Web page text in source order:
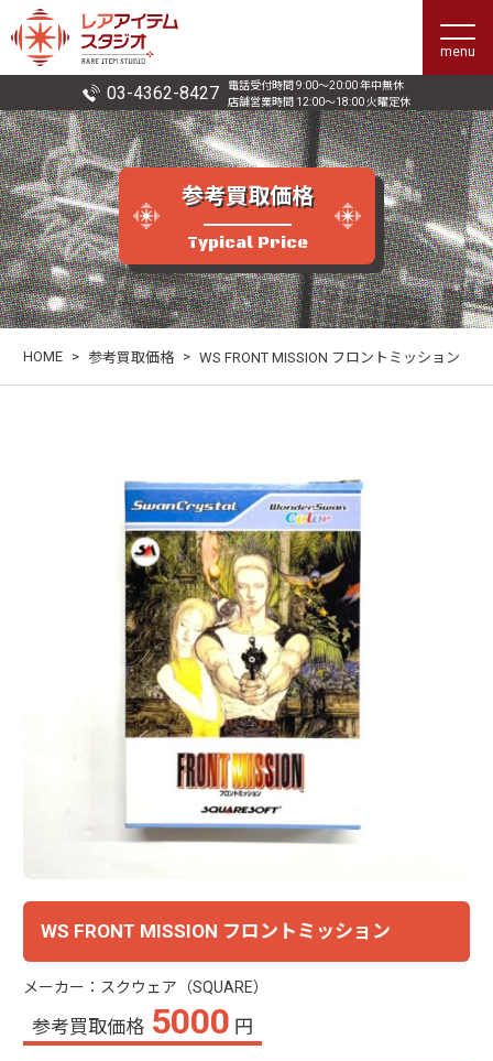
menu
03-4362-8427
電話受付時間 9:00〜20:00 年中無休
店舗営業時間 12:00〜18:00 火曜定休
参考買取価格
Typical Price
HOME > 参考買取価格 > WS FRONT MISSION フロントミッション
WS FRONT MISSION フロントミッション
メーカー：スクウェア（SQUARE）
参考買取価格 5000 円